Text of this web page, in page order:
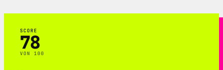
SCORE
78
VON 100